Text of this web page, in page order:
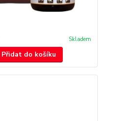
Skladem
Přidat do košíku